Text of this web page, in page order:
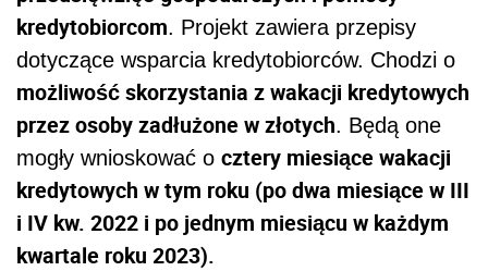
kredytobiorcom. Projekt zawiera przepisy
dotyczące wsparcia kredytobiorców. Chodzi o
możliwość skorzystania z wakacji kredytowych
przez osoby zadłużone w złotych. Będą one
mogły wnioskować o cztery miesiące wakacji
kredytowych w tym roku (po dwa miesiące w III
i IV kw. 2022 i po jednym miesiącu w każdym
kwartale roku 2023).